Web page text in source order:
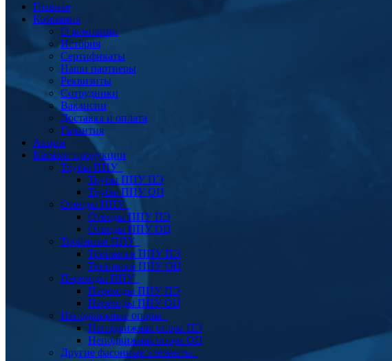
Главная
Компания
О компании
История
Сертификаты
Наши партнеры
Реквизиты
Сотрудники
Вакансии
Доставка и оплата
Гарантия
Акции
Каталог продукции
Трубы ППУ
Трубы ППУ ПЭ
Трубы ППУ ОЦ
Отводы ППУ
Отводы ППУ ПЭ
Отводы ППУ ОЦ
Тройники ППУ
Тройники ППУ ПЭ
Тройники ППУ ОЦ
Переходы ППУ
Переходы ППУ ПЭ
Переходы ППУ ОЦ
Неподвижные опоры
Неподвижная опора ПЭ
Неподвижная опора ОЦ
Другие фасонные элементы